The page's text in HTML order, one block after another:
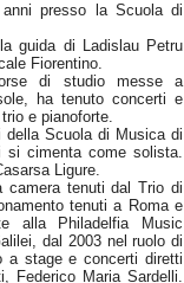
presso la Scuola di
guida di Ladislau Petru
Fiorentino.
di studio messe a
ha tenuto concerti e
e pianoforte.
della Scuola di Musica di
si cimenta come solista.
Ligure.
camera tenuti dal Trio di
tenuti a Roma e
alla Philadelfia Music
dal 2003 nel ruolo di
a stage e concerti diretti
Federico Maria Sardelli.